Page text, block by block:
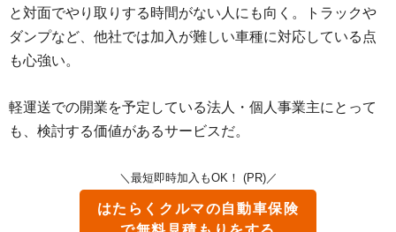
と対面でやり取りする時間がない人にも向く。トラックや
ダンプなど、他社では加入が難しい車種に対応している点
も心強い。
軽運送での開業を予定している法人・個人事業主にとって
も、検討する価値があるサービスだ。
＼最短即時加入もOK！ (PR)／
はたらくクルマの自動車保険